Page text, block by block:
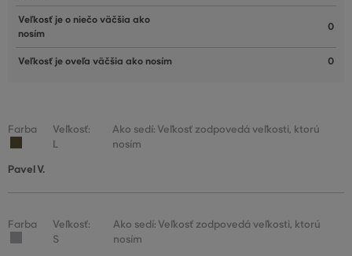
Veľkosť je o niečo väčšia ako
nosím
0
Veľkosť je oveľa väčšia ako nosím 0
Farba
Veľkosť:
L
Ako sedí: Veľkosť zodpovedá veľkosti, ktorú
nosím
Pavel V.
Farba
Veľkosť:
S
Ako sedí: Veľkosť zodpovedá veľkosti, ktorú
nosím